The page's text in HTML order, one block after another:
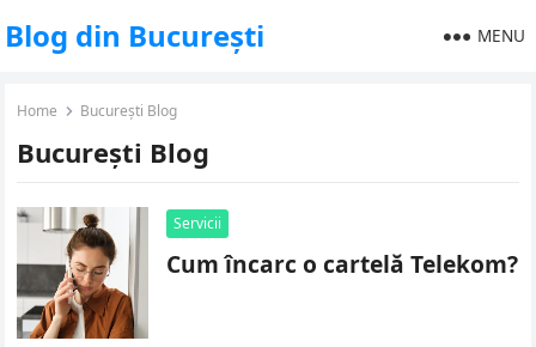
Blog din București MENU
Home București Blog
București Blog
Servicii
Cum încarc o cartelă Telekom?